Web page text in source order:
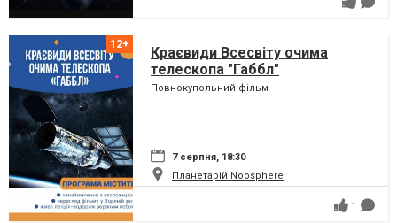
Краєвиди Всесвіту очима
телескопа "Габбл"
Повнокупольний фільм
7 серпня, 18:30
Планетарій Noosphere
1